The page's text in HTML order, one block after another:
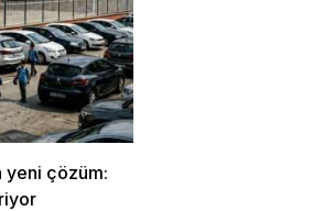
yeni çözüm: